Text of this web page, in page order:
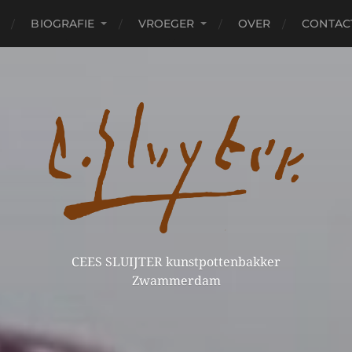
BIOGRAFIE VROEGER OVER
CEES SLUIJTER kunstpottenbakker
Zwammerdam